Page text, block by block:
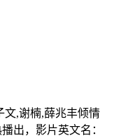
文,谢楠,薛兆丰倾情
出，影片英文名：